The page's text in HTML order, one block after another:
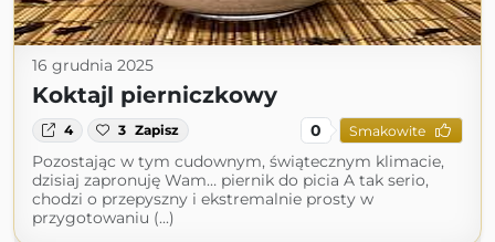
16 grudnia 2025
Koktajl pierniczkowy
4 3 Zapisz 0 Smakowite
Pozostając w tym cudownym, świątecznym klimacie,
dzisiaj zapronuję Wam… piernik do picia A tak serio,
chodzi o przepyszny i ekstremalnie prosty w
przygotowaniu (...)